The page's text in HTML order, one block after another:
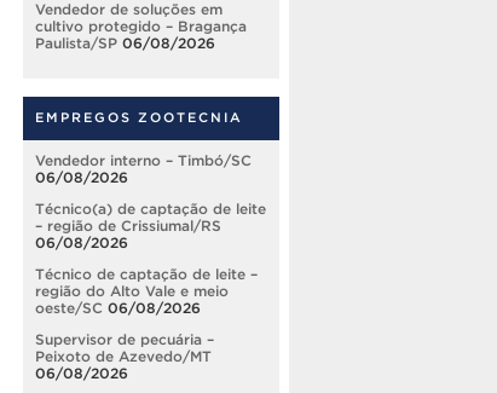
Vendedor de soluções em
cultivo protegido – Bragança
Paulista/SP 06/08/2026
EMPREGOS ZOOTECNIA
Vendedor interno – Timbó/SC
06/08/2026
Técnico(a) de captação de leite
– região de Crissiumal/RS
06/08/2026
Técnico de captação de leite –
região do Alto Vale e meio
oeste/SC 06/08/2026
Supervisor de pecuária –
Peixoto de Azevedo/MT
06/08/2026